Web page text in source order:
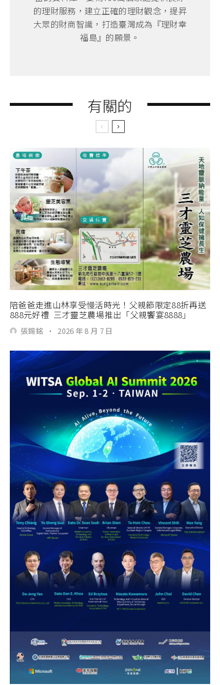
的理財服務，建立正確的理財觀念，提昇
大眾的財商智識，打造臺灣成為『理財幸
福島』的願景。
有關的
陪爸爸走進山林享受慢活時光！父親節限定88折再送
888元好禮 三才靈芝農場推出「父親饗宴8888」
張錫銘 · 2026 年 8 月 7 日